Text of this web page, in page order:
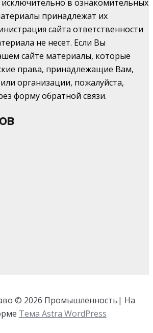
исключительно в ознакомительных
принадлежат их
сайта ответственности
не несет. Если Вы
сайте материалы, которые
права, принадлежащие Вам,
организации, пожалуйста,
форму обратной связи.
© 2026 Промышленность| На
Тема Astra WordPress